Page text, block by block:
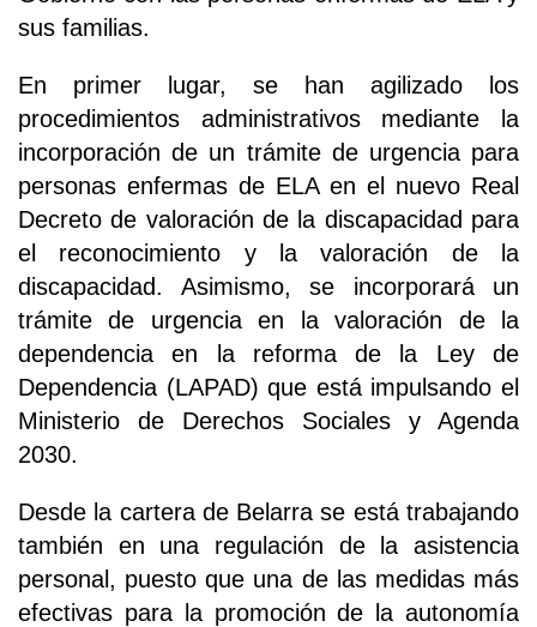
sus familias.
En primer lugar, se han agilizado los
procedimientos administrativos mediante la
incorporación de un trámite de urgencia para
personas enfermas de ELA en el nuevo Real
Decreto de valoración de la discapacidad para
el reconocimiento y la valoración de la
discapacidad. Asimismo, se incorporará un
trámite de urgencia en la valoración de la
dependencia en la reforma de la Ley de
Dependencia (LAPAD) que está impulsando el
Ministerio de Derechos Sociales y Agenda
2030.
Desde la cartera de Belarra se está trabajando
también en una regulación de la asistencia
personal, puesto que una de las medidas más
efectivas para la promoción de la autonomía